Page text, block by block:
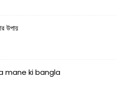
উপায়
mane ki bangla